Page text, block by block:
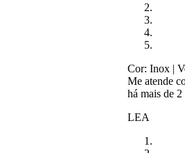
Cor: Inox |
Me atende
há mais de 2
LEA